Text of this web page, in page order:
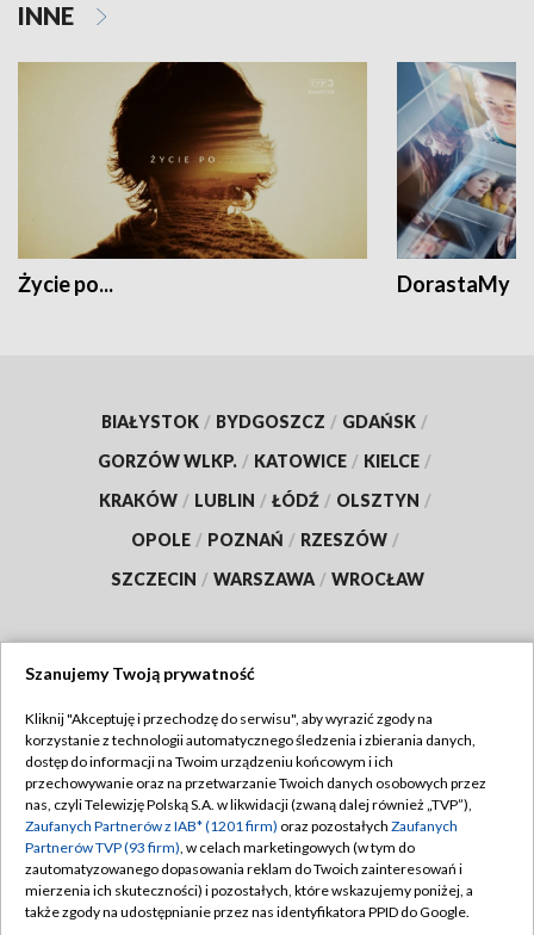
INNE
Życie po... DorastaMy
BIAŁYSTOK / BYDGOSZCZ / GDAŃSK /
GORZÓW WLKP. / KATOWICE / KIELCE /
KRAKÓW / LUBLIN / ŁÓDŹ / OLSZTYN /
OPOLE / POZNAŃ / RZESZÓW /
SZCZECIN / WARSZAWA / WROCŁAW
TVP
Abonament TVP
Emisja w TVP
Centrum informacji TVP
Naziemna Telewizja Cyfrowa
Regulamin TVP
Polityka prywatności
Moje zgody
Pomoc
Szanujemy Twoją prywatność
Kliknij "Akceptuję i przechodzę do serwisu", aby wyrazić zgody na
korzystanie z technologii automatycznego śledzenia i zbierania danych,
dostęp do informacji na Twoim urządzeniu końcowym i ich
przechowywanie oraz na przetwarzanie Twoich danych osobowych przez
nas, czyli Telewizję Polską S.A. w likwidacji (zwaną dalej również „TVP”),
Zaufanych Partnerów z IAB* (1201 firm) oraz pozostałych Zaufanych
Partnerów TVP (93 firm), w celach marketingowych (w tym do
zautomatyzowanego dopasowania reklam do Twoich zainteresowań i
mierzenia ich skuteczności) i pozostałych, które wskazujemy poniżej, a
także zgody na udostępnianie przez nas identyfikatora PPID do Google.